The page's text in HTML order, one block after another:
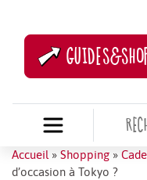
Accueil » Shopping »
d’occasion à Tokyo ?